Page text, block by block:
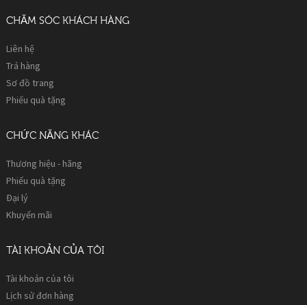
CHĂM SÓC KHÁCH HÀNG
Liên hệ
Trả hàng
Sơ đồ trang
Phiếu quà tặng
CHỨC NĂNG KHÁC
Thương hiệu - hãng
Phiếu quà tặng
Đại lý
Khuyến mãi
TÀI KHOẢN CỦA TÔI
Tài khoản của tôi
Lịch sử đơn hàng